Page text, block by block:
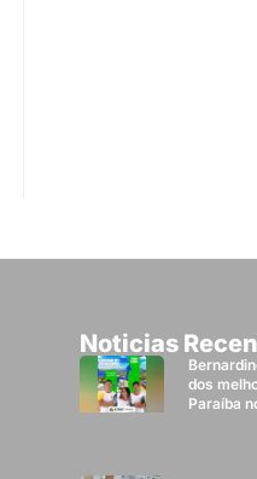
Noticias
dos
Paraíba